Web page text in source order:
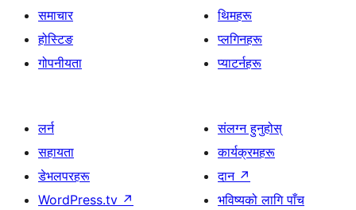
समाचार
होस्टिङ
गोपनीयता
थिमहरू
प्लगिनहरू
प्याटर्नहरू
लर्न
सहायता
डेभलपरहरू
WordPress.tv ↗
संलग्न हुनुहोस्
कार्यक्रमहरू
दान ↗
भविष्यको लागि पाँच